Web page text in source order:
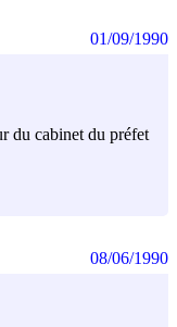
du cabinet du préfet
01/09/1990
08/06/1990